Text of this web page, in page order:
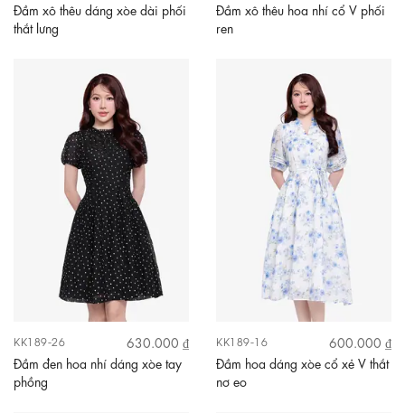
Đầm xô thêu dáng xòe dài phối
thắt lưng
Đầm xô thêu hoa nhí cổ V phối
ren
KK189-26
630.000 ₫
Đầm đen hoa nhí dáng xòe tay
phồng
KK189-16
600.000 ₫
Đầm hoa dáng xòe cổ xẻ V thắt
nơ eo